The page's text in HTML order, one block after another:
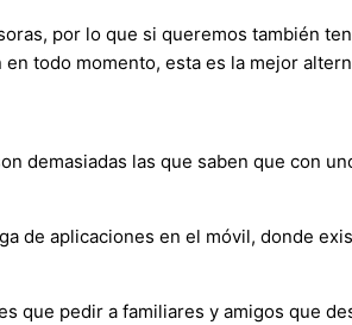
por lo que si queremos también
todo momento, esta es la mejor
demasiadas las que saben que con
de aplicaciones en el móvil, donde
que pedir a familiares y amigos que